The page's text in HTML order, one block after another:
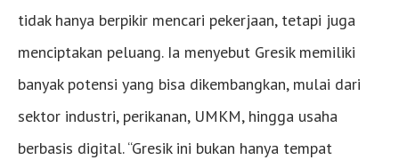
tidak hanya berpikir mencari pekerjaan, tetapi juga
menciptakan peluang. Ia menyebut Gresik memiliki
banyak potensi yang bisa dikembangkan, mulai dari
sektor industri, perikanan, UMKM, hingga usaha
berbasis digital. “Gresik ini bukan hanya tempat